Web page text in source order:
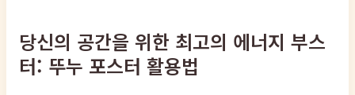
당신의 공간을 위한 최고의 에너지 부스
터: 뚜누 포스터 활용법